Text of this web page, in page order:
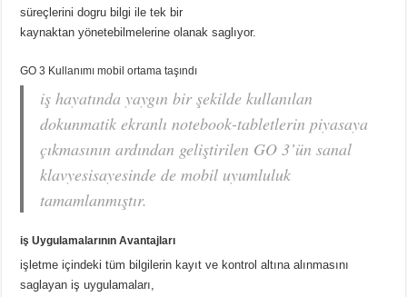
süreçlerini dogru bilgi ile tek bir
kaynaktan yönetebilmelerine olanak saglıyor.
GO 3 Kullanımı mobil ortama taşındı
iş hayatında yaygın bir şekilde kullanılan
dokunmatik ekranlı notebook-tabletlerin piyasaya
çıkmasının ardından geliştirilen GO 3’ün sanal
klavyesisayesinde de mobil uyumluluk
tamamlanmıştır.
iş Uygulamalarının Avantajları
işletme içindeki tüm bilgilerin kayıt ve kontrol altına alınmasını
saglayan iş uygulamaları,